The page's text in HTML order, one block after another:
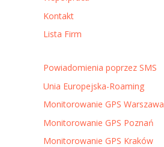
Kontakt
Lista Firm
Powiadomienia poprzez SMS
Unia Europejska-Roaming
Monitorowanie GPS Warszawa
Monitorowanie GPS Poznań
Monitorowanie GPS Kraków